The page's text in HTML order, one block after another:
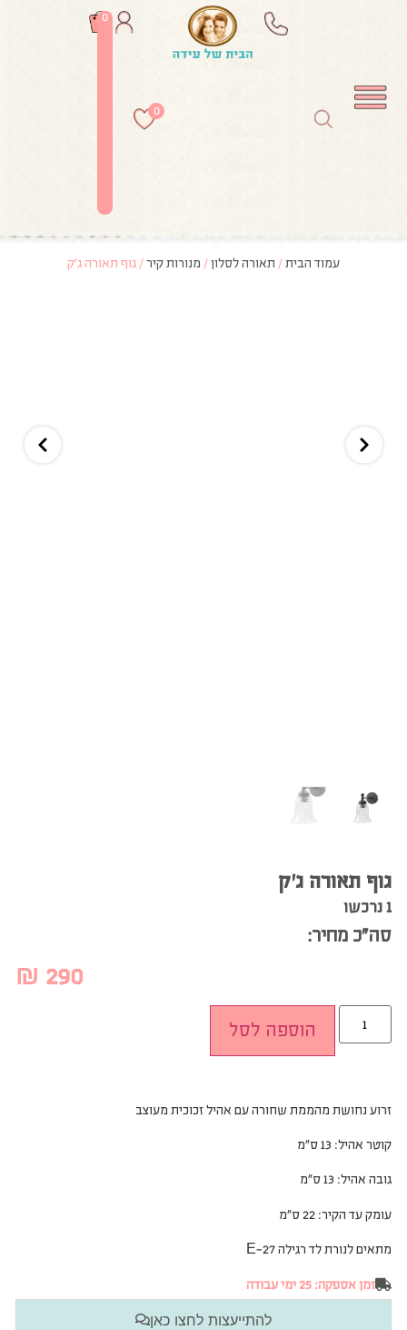
0
0
עמוד הבית/ תאורה לסלון/ מנורות קיר/ גוף תאורה ג’ק
גוף תאורה ג’ק
1 נרכשו
סה”כ מחיר:
₪ 290
הוספה לסל
זרוע נחושת מהממת שחורה עם אהיל זכוכית מעוצב
קוטר אהיל: 13 ס”מ
גובה אהיל: 13 ס”מ
עומק עד הקיר: 22 ס”מ
מתאים לנורת לד רגילה E-27
זמן אספקה: 25 ימי עבודה
להתייעצות לחצו כאן